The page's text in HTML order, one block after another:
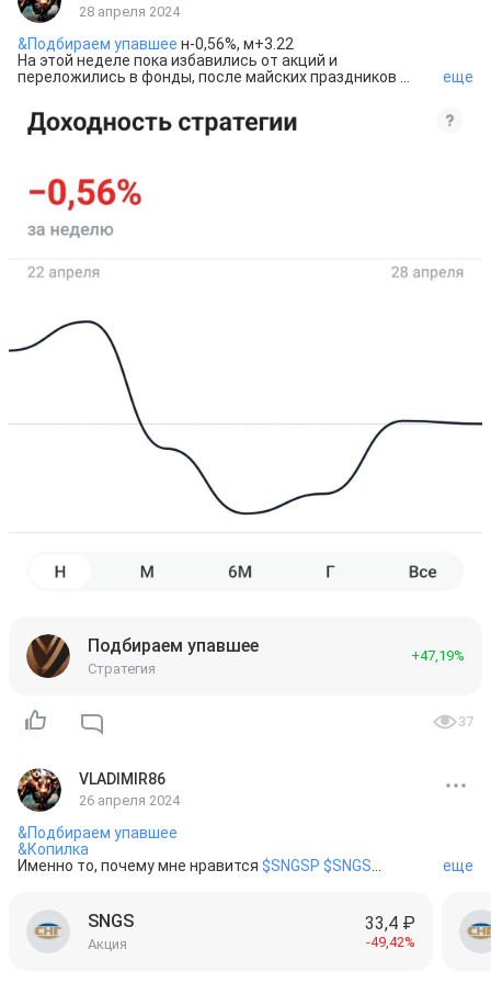
28 апреля 2024
&Подбираем упавшее н-0,56%, м+3.22
На этой неделе пока избавились от акций и
переложились в фонды, после майских праздников
Всех с праздниками😉
еще
Подбираем упавшее
Стратегия
+47,19%
37
VLADIMIR86
26 апреля 2024
&Подбираем упавшее
&Копилка
Именно то, почему мне нравится $SNGSP $SNGS
шесть миллиардов рублей
Власти ХМАО собираются заключить соглашение с
еще
SNGS
Акция
33,4 ₽
-49,42%